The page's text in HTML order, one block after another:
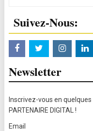
Suivez-Nous:
Newsletter
Inscrivez-vous en
PARTENAIRE DIGITAL !
Email